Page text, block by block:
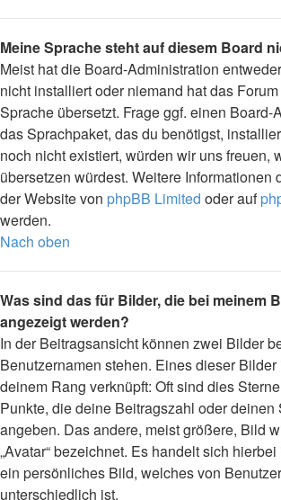
Meine Sprache steht auf diesem Board
Meist hat die Board-Administration
nicht installiert oder niemand hat das
Sprache übersetzt. Frage ggf. einen Board-
das Sprachpaket, das du benötigst,
noch nicht existiert, würden wir uns freuen,
übersetzen würdest. Weitere Informationen
der Website von phpBB Limited oder auf
werden.
Nach oben
Was sind das für Bilder, die bei meinem
angezeigt werden?
In der Beitragsansicht können zwei Bilder
Benutzernamen stehen. Eines dieser Bilder
deinem Rang verknüpft: Oft sind dies
Punkte, die deine Beitragszahl oder deinen
angeben. Das andere, meist größere, Bild
„Avatar“ bezeichnet. Es handelt sich
ein persönliches Bild, welches von
unterschiedlich ist.